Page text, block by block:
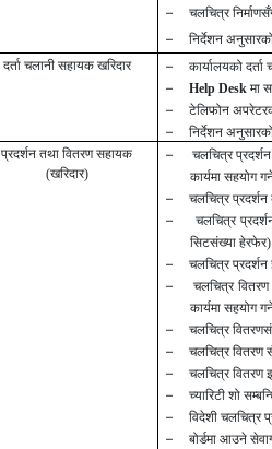
–चलचित्र
–निर्देशन
दर्ता चलानी सहायकखरिदार –कार्यालयको दर्ता
–Help Desk मा
–टेलिफोन
–निर्देशन
प्रदर्शन तथा वितरणसहायक
(खरिदार)
– चलचित्र
कार्यमा सहयोग
–चलचित्र प्रदर्शन
– चलचित्र
सिटसंख्या हेरफेर)
–चलचित्र प्रदर्शन
–चलचित्र वितरण
कार्यमा सहयोग
–चलचित्र
–चलचित्र वितरण
–चलचित्र वितरण
–च्यारिटी शो
–विदेशी चलचित्र
–बोर्डमा आउने